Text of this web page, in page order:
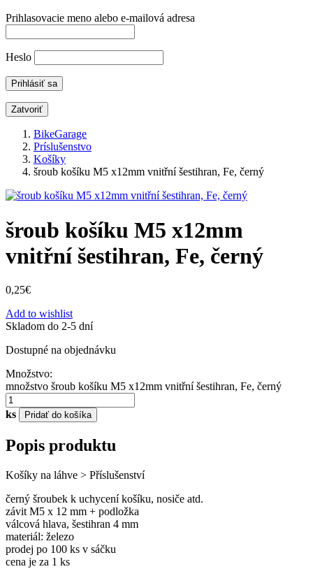
Prihlasovacie meno alebo e-mailová adresa
Heslo
Zatvoriť
BikeGarage
Príslušenstvo
Košíky
šroub košíku M5 x12mm vnitřní šestihran, Fe, černý
šroub košíku M5 x12mm
vnitřní šestihran, Fe, černý
0,25€
Add to wishlist
Skladom do 2-5 dní
Dostupné na objednávku
Množstvo:
množstvo šroub košíku M5 x12mm vnitřní šestihran, Fe, černý
ks Pridať do košíka
Popis produktu
Košíky na láhve > Příslušenství
černý šroubek k uchycení košíku, nosiče atd.
závit M5 x 12 mm + podložka
válcová hlava, šestihran 4 mm
materiál: železo
prodej po 100 ks v sáčku
cena je za 1 ks